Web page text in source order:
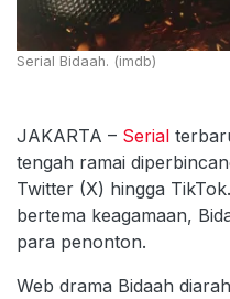
Serial Bidaah. (imdb)
JAKARTA – Serial
tengah ramai
Twitter (X) hingga
bertema keagamaan,
para penonton.
Web drama Bidaah